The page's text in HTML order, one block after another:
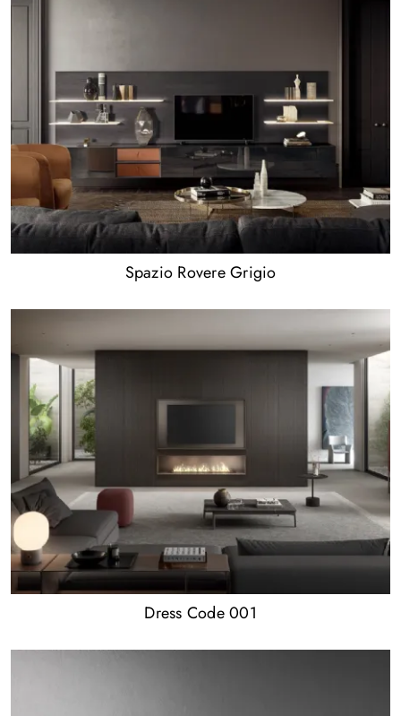
Spazio Rovere Grigio
Dress Code 001